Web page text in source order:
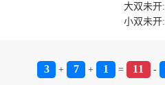
大双未开:
小双未开:
3 + 7 + 1 = 11 -